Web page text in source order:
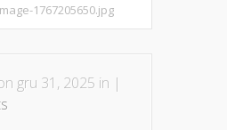
1767205650.jpg
gru 31, 2025 in |